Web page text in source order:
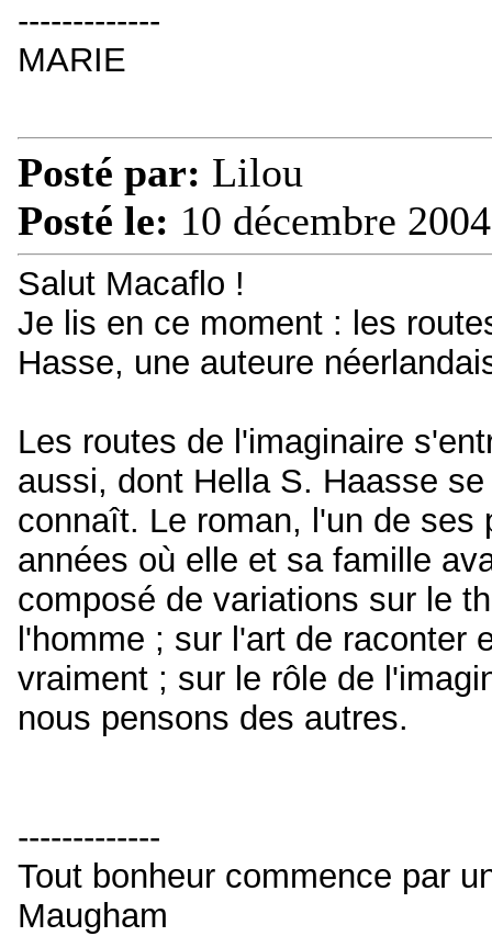
-------------
MARIE
Posté par: Lilou
Posté le: 10 décembre
Salut Macaflo !
Je lis en ce moment : les
Hasse, une auteure
Les routes de l'imaginaire
aussi, dont Hella S. Haasse
connaît. Le roman, l'un de
années où elle et sa famille
composé de variations sur le
l'homme ; sur l'art de raconter
vraiment ; sur le rôle de
nous pensons des autres.
-------------
Tout bonheur commence par
Maugham